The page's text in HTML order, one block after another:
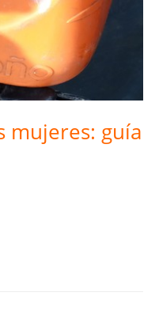
mujeres: guía